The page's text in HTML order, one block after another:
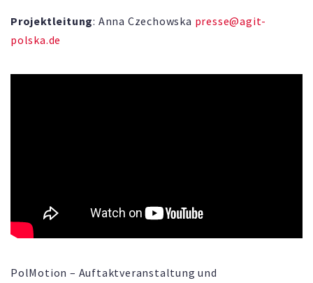
Projektleitung: Anna Czechowska presse@agit-
polska.de
PolMotion – Auftaktveranstaltung und